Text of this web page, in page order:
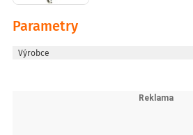
Parametry
Výrobce